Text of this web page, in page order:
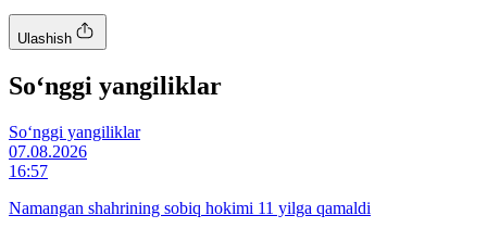
Ulashish
So‘nggi yangiliklar
So‘nggi yangiliklar
07.08.2026
16:57
Namangan shahrining sobiq hokimi 11 yilga qamaldi